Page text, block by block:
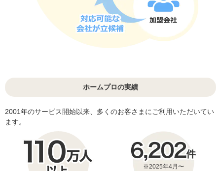
ホームプロの実績
2001年のサービス開始以来、多くのお客さまにご利用いただいてい
ます。
※2025年4月〜